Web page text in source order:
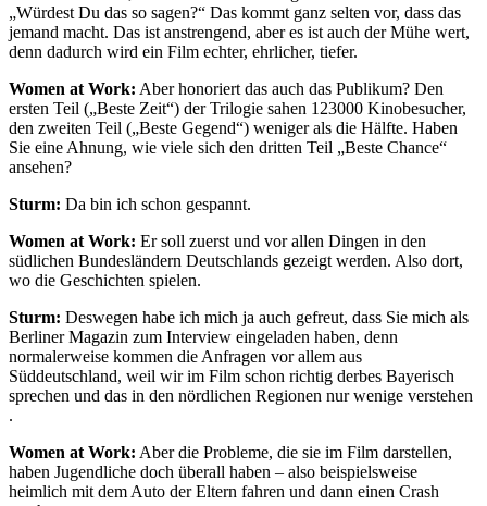
„Würdest Du das so sagen?“ Das kommt ganz selten vor, dass das
jemand macht. Das ist anstrengend, aber es ist auch der Mühe wert,
denn dadurch wird ein Film echter, ehrlicher, tiefer.
Women at Work: Aber honoriert das auch das Publikum? Den
ersten Teil („Beste Zeit“) der Trilogie sahen 123000 Kinobesucher,
den zweiten Teil („Beste Gegend“) weniger als die Hälfte. Haben
Sie eine Ahnung, wie viele sich den dritten Teil „Beste Chance“
ansehen?
Sturm: Da bin ich schon gespannt.
Women at Work: Er soll zuerst und vor allen Dingen in den
südlichen Bundesländern Deutschlands gezeigt werden. Also dort,
wo die Geschichten spielen.
Sturm: Deswegen habe ich mich ja auch gefreut, dass Sie mich als
Berliner Magazin zum Interview eingeladen haben, denn
normalerweise kommen die Anfragen vor allem aus
Süddeutschland, weil wir im Film schon richtig derbes Bayerisch
sprechen und das in den nördlichen Regionen nur wenige verstehen
.
Women at Work: Aber die Probleme, die sie im Film darstellen,
haben Jugendliche doch überall haben – also beispielsweise
heimlich mit dem Auto der Eltern fahren und dann einen Crash